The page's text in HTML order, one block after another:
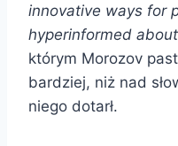
innovative ways for
hyperinformed
którym Morozov
bardziej, niż nad
niego dotarł.